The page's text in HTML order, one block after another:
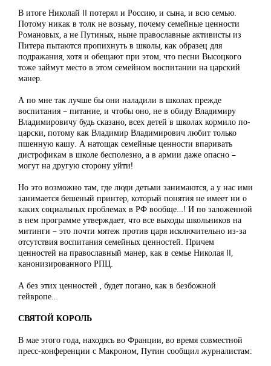
В итоге Николай II потерял и Россию, и сына, и всю семью.
Потому никак в толк не возьму, почему семейные ценности
Романовых, а не Путиных, ныне православные активисты из
Питера пытаются пропихнуть в школы, как образец для
подражания, хотя и обещают при этом, что песни Высоцкого
тоже займут место в этом семейном воспитании на царский
манер.
А по мне так лучше бы они наладили в школах прежде
воспитания – питание, и чтобы оно, не в обиду Владимиру
Владимировичу будь сказано, всех детей в школах кормило по-
царски, потому как Владимир Владимирович любит только
пшенную кашу. А натощак семейные ценности впаривать
дистрофикам в школе бесполезно, а в армии даже опасно –
могут на другую сторону уйти!
Но это возможно там, где люди детьми занимаются, а у нас ими
занимается бешеный принтер, который понятия не имеет ни о
каких социальных проблемах в РФ вообще…! И по заложенной
в нем программе утверждает, что все выходы школьников на
митинги – это почти мятеж против царя исключительно из-за
отсутствия воспитания семейных ценностей. Причем
ценностей на православный манер, как в семье Николая II,
канонизированного РПЦ.
А без этих ценностей , будет погано, как в безбожной
гейвропе…
СВЯТОЙ КОРОЛЬ
В мае этого года, находясь во Франции, во время совместной
пресс-конференции с Макроном, Путин сообщил журналистам: